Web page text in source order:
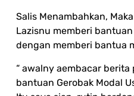
Salis Menambahkan,
Lazisnu memberi
dengan memberi bantua
“ awalny aembacar
bantuan Gerobak Modal